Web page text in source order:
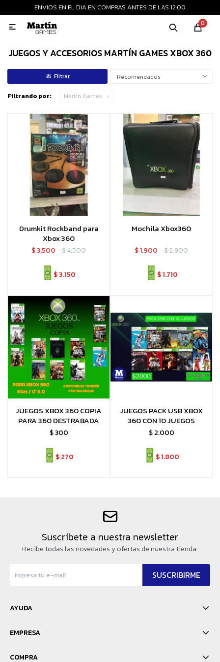
ENVIOS EN EL DIA EN COMPRAS ANTES DE LAS 12:00
0

JUEGOS Y ACCESORIOS MARTÍN GAMES XBOX 360
Recomendados
Filtrando por: Martín Games
Drumkit Rockband para
Xbox 360
$3.500 $4.500
$3.150
Mochila Xbox360
$1.900 $2.900
$1.710
JUEGOS XBOX 360 COPIA
PARA 360 DESTRABADA
$300
$270
JUEGOS PACK USB XBOX
360 CON 10 JUEGOS
$ 2.000
$1.800
Suscríbete a nuestra newsletter
Recibe todas las novedades y ofertas de nuestra tienda.
SUSCRIBIRME
AYUDA
EMPRESA
COMPRA
MI CUENTA
Consolas nuevas
Consolas recertificadas
Juegos
Accesorios